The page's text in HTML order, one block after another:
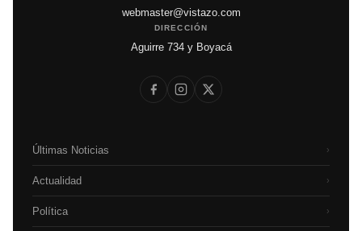
webmaster@vistazo.com
DIRECCIÓN
Aguirre 734 y Boyacá
Últimas Noticias ›
Actualidad ›
Política ›